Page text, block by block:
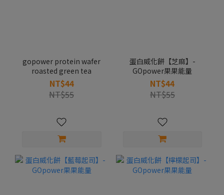
gopower protein wafer
roasted green tea
NT$44
NT$55
蛋白威化餅【芝麻】-
GOpower果果能量
NT$44
NT$55